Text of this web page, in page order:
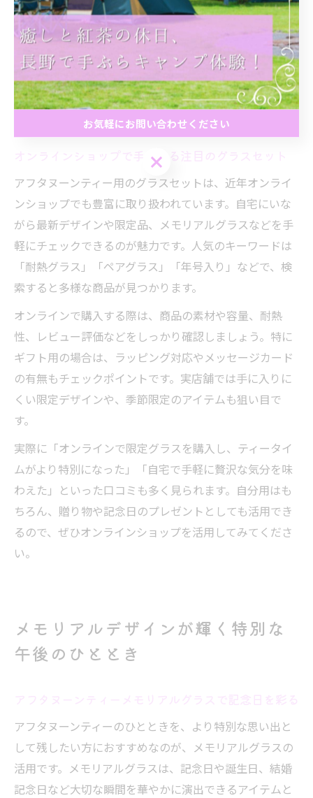
ちょうど良いサイズとされています。
注意点としては、装飾が多すぎると洗浄や保管が難しく
なることや、薄手のグラスは割れやすいリスクがある点
です。お手入れのしやすさや、食洗機対応かどうかも確
認して選ぶと安心です。自分のライフスタイルや使用シ
ーンに合わせて、最適なグラスを見つけましょう。
オンラインショップで手に入る注目のグラスセット
アフタヌーンティー用のグラスセットは、近年オンライ
ンショップでも豊富に取り扱われています。自宅にいな
がら最新デザインや限定品、メモリアルグラスなどを手
軽にチェックできるのが魅力です。人気のキーワードは
「耐熱グラス」「ペアグラス」「年号入り」などで、検
索すると多様な商品が見つかります。
オンラインで購入する際は、商品の素材や容量、耐熱
性、レビュー評価などをしっかり確認しましょう。特に
ギフト用の場合は、ラッピング対応やメッセージカード
の有無もチェックポイントです。実店舗では手に入りに
くい限定デザインや、季節限定のアイテムも狙い目で
す。
実際に「オンラインで限定グラスを購入し、ティータイ
ムがより特別になった」「自宅で手軽に贅沢な気分を味
わえた」といった口コミも多く見られます。自分用はも
ちろん、贈り物や記念日のプレゼントとしても活用でき
るので、ぜひオンラインショップを活用してみてくださ
い。
メモリアルデザインが輝く特別な
午後のひととき
アフタヌーンティーのひとときを、より特別な思い出と
して残したい方におすすめなのが、メモリアルグラスの
活用です。メモリアルグラスは、記念日や誕生日、結婚
記念日など大切な瞬間を華やかに演出できるアイテムと
お気軽にお問い合わせください
お気軽にお問い合わせください